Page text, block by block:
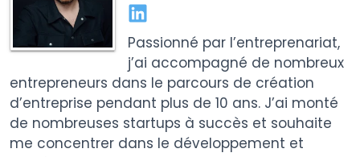
Passionné par l’entreprenariat,
j’ai accompagné de nombreux
entrepreneurs dans le parcours de création
d’entreprise pendant plus de 10 ans. J’ai monté
de nombreuses startups à succès et souhaite
me concentrer dans le développement et